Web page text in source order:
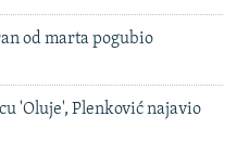
od marta pogubio
'Oluje', Plenković najavio